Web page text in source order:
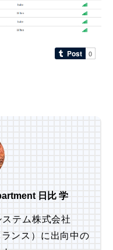
日比 学
テム株式会社
ンス）に出向中の